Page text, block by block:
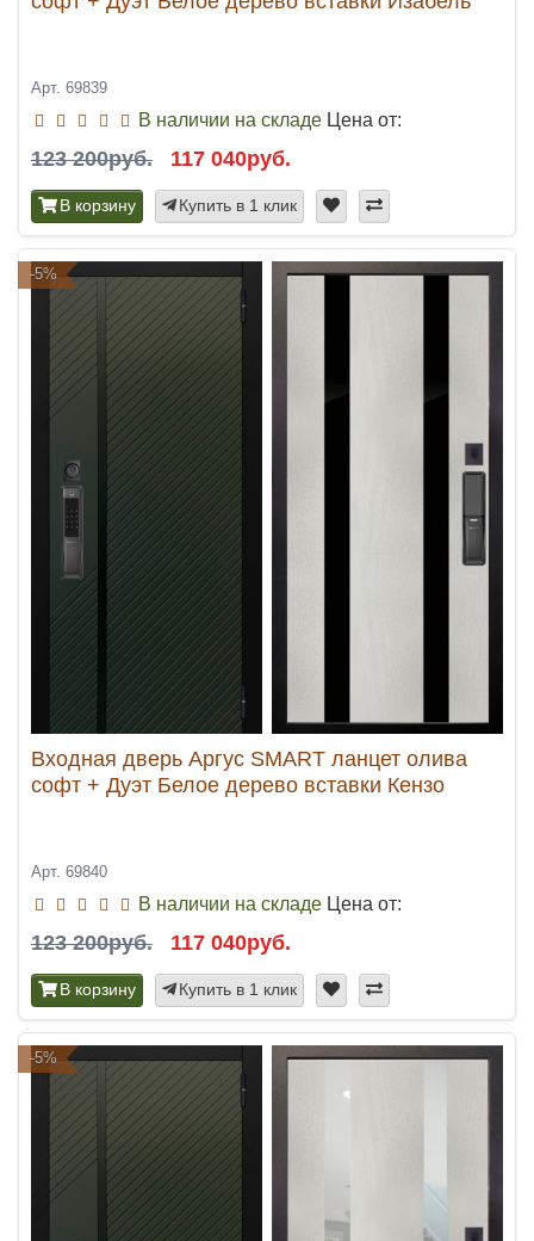
Арт. 69839
В наличии на складе Цена от:
123 200руб. 117 040руб.
В корзину Купить в 1 клик
-5%
Входная дверь Аргус SMART ланцет олива
софт + Дуэт Белое дерево вставки Кензо
Арт. 69840
В наличии на складе Цена от:
123 200руб. 117 040руб.
В корзину Купить в 1 клик
-5%